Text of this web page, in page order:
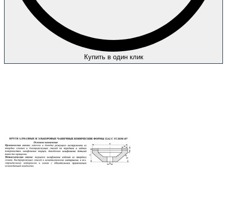
Купить в один клик